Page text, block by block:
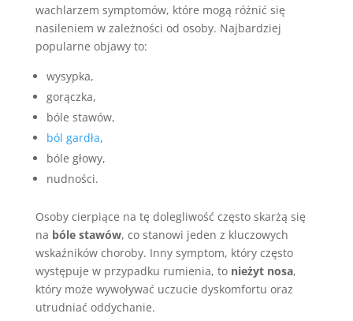
wachlarzem symptomów, które mogą różnić się
nasileniem w zależności od osoby. Najbardziej
popularne objawy to:
wysypka,
gorączka,
bóle stawów,
ból gardła,
bóle głowy,
nudności.
Osoby cierpiące na tę dolegliwość często skarżą się
na bóle stawów, co stanowi jeden z kluczowych
wskaźników choroby. Inny symptom, który często
występuje w przypadku rumienia, to nieżyt nosa,
który może wywoływać uczucie dyskomfortu oraz
utrudniać oddychanie.